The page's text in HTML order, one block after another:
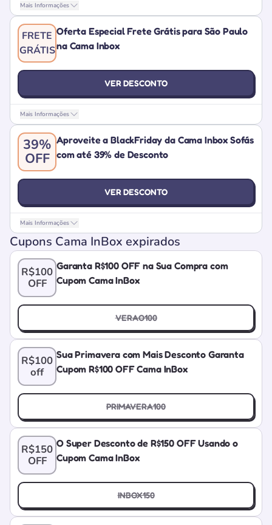
Mais Informações
FRETE
GRÁTIS
Oferta Especial Frete Grátis para São Paulo
na Cama Inbox
VER DESCONTO
Mais Informações
39%
OFF
Aproveite a BlackFriday da Cama Inbox Sofás
com até 39% de Desconto
VER DESCONTO
Mais Informações
Cupons Cama InBox expirados
R$100
OFF
Garanta R$100 OFF na Sua Compra com
Cupom Cama InBox
VERAO100
R$100
off
Sua Primavera com Mais Desconto Garanta
Cupom R$100 OFF Cama InBox
PRIMAVERA100
R$150
OFF
O Super Desconto de R$150 OFF Usando o
Cupom Cama InBox
INBOX150